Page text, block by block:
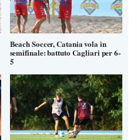
Beach Soccer, Catania vola in
semifinale: battuto Cagliari per 6-
5